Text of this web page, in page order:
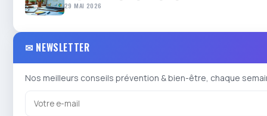
29 MAI 2026
✉ NEWSLETTER
Nos meilleurs conseils prévention & bien-être, chaque